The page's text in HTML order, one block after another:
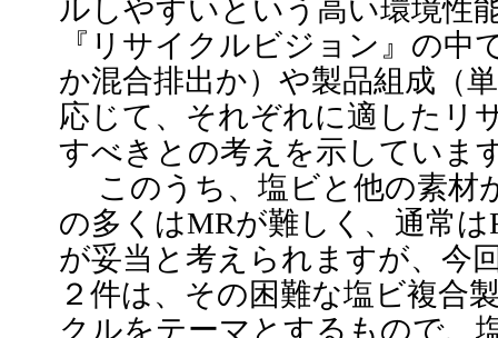
ルしやすいという高い環境性
『リサイクルビジョン』の中
か混合排出か）や製品組成（
応じて、それぞれに適したリ
すべきとの考えを示していま
このうち、塩ビと他の素材
の多くはMRが難しく、通常
が妥当と考えられますが、今
２件は、その困難な塩ビ複合
クルをテーマとするもので、